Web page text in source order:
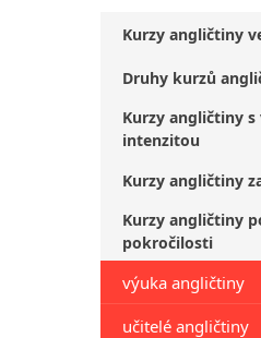
Kurzy angličtiny
Druhy kurzů
Kurzy angličtiny s
intenzitou
Kurzy angličtiny
Kurzy angličtiny
pokročilosti
výuka angličtiny
učitelé angličtiny